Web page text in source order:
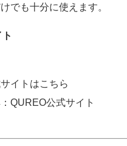
でも十分に使えます。
イトはこちら
QUREO公式サイト